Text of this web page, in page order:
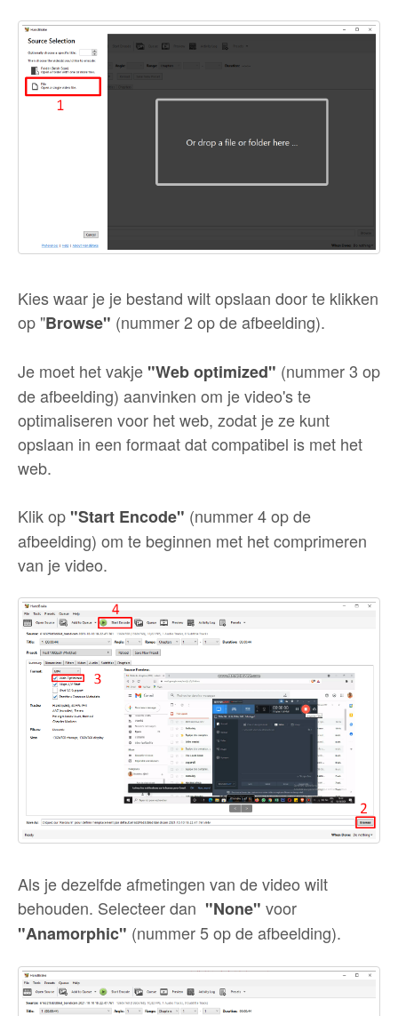
Kies waar je je bestand wilt opslaan door te klikken
op "Browse" (nummer 2 op de afbeelding).
Je moet het vakje "Web optimized" (nummer 3 op
de afbeelding) aanvinken om je video's te
optimaliseren voor het web, zodat je ze kunt
opslaan in een formaat dat compatibel is met het
web.
Klik op "Start Encode" (nummer 4 op de
afbeelding) om te beginnen met het comprimeren
van je video.
Als je dezelfde afmetingen van de video wilt
behouden. Selecteer dan "None" voor
"Anamorphic" (nummer 5 op de afbeelding).